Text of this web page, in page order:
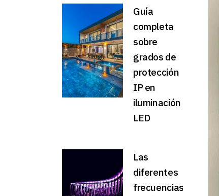
Guía
completa
sobre
grados de
protección
IP en
iluminación
LED
Las
diferentes
frecuencias